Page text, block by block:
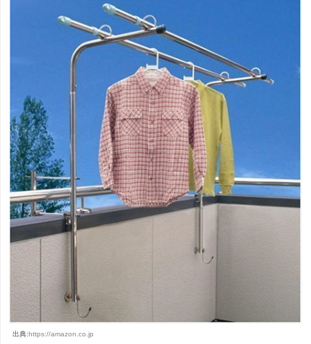
出典: https://amazon.co.jp